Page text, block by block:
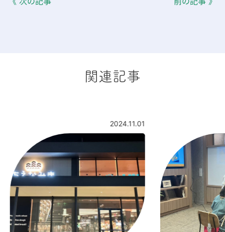
関連記事
2024.11.01